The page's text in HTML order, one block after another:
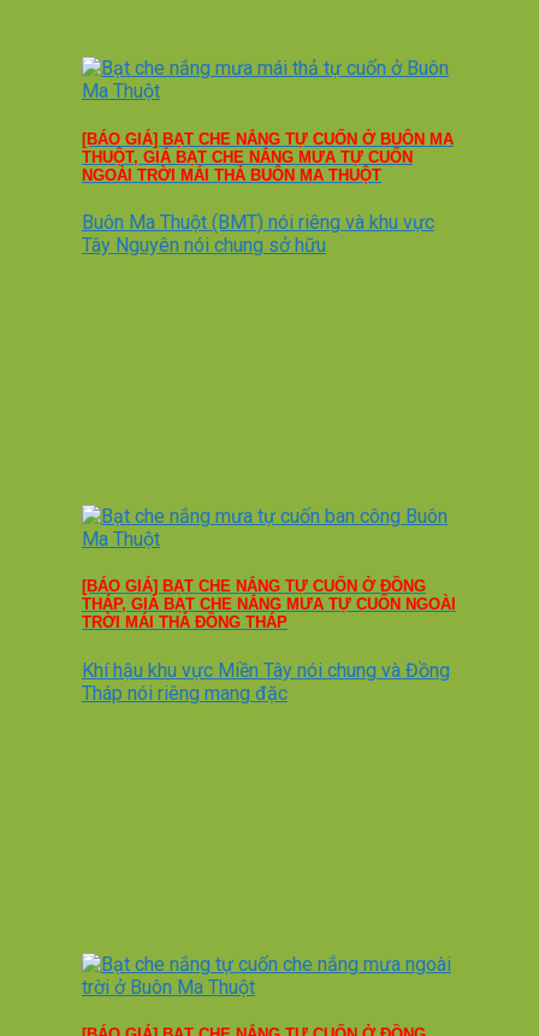
[BÁO GIÁ] BẠT CHE NẮNG TỰ CUỐN Ở BUÔN MA
THUỘT, GIÁ BẠT CHE NẮNG MƯA TỰ CUỐN
NGOÀI TRỜI MÁI THẢ BUÔN MA THUỘT
Buôn Ma Thuột (BMT) nói riêng và khu vực
Tây Nguyên nói chung sở hữu
[BÁO GIÁ] BẠT CHE NẮNG TỰ CUỐN Ở ĐỒNG
THÁP, GIÁ BẠT CHE NẮNG MƯA TỰ CUỐN NGOÀI
TRỜI MÁI THẢ ĐỒNG THÁP
Khí hậu khu vực Miền Tây nói chung và Đồng
Tháp nói riêng mang đặc